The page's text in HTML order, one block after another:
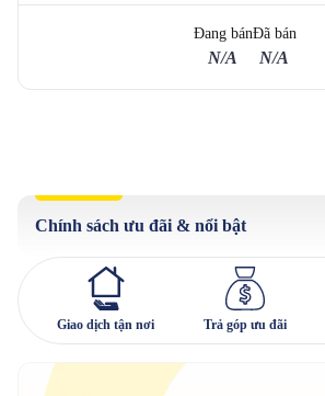
Đang bán
N/A
Đã bán
N/A
Chính sách ưu đãi & nổi bật
Giao dịch tận nơi Trả góp ưu đãi